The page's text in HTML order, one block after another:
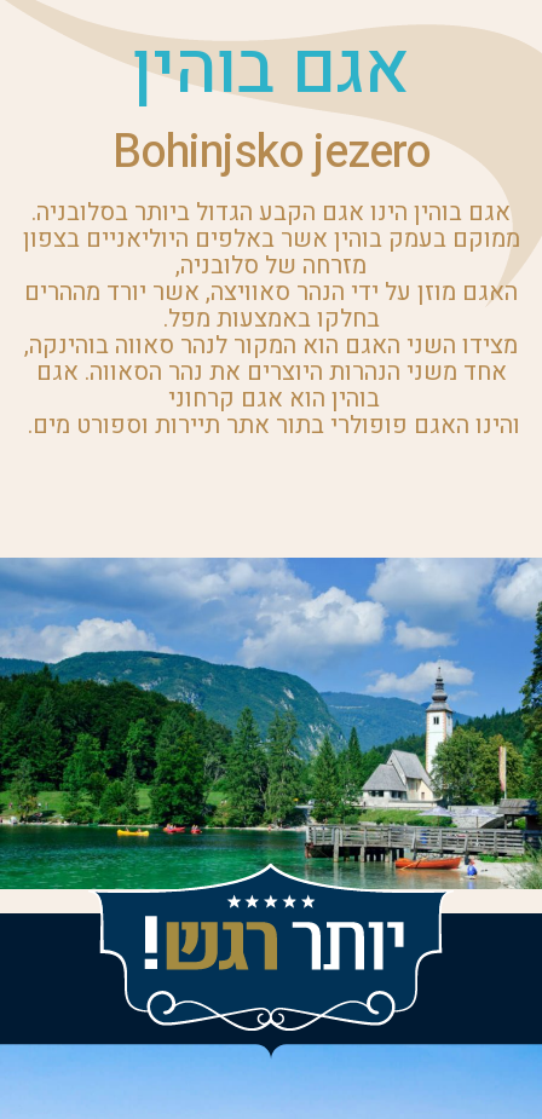
אגם בוהין
Bohinjsko jezero
אגם בוהין הינו אגם הקבע הגדול ביותר בסלובניה.
ממוקם בעמק בוהין אשר באלפים היוליאניים בצפון
מזרחה של סלובניה,
האגם מוזן על ידי הנהר סאוויצה, אשר יורד מההרים
בחלקו באמצעות מפל.
מצידו השני האגם הוא המקור לנהר סאווה בוהינקה,
אחד משני הנהרות היוצרים את נהר הסאווה. אגם
בוהין הוא אגם קרחוני
והינו האגם פופולרי בתור אתר תיירות וספורט מים.